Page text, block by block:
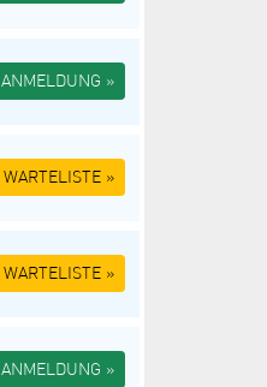
ANMELDUNG »
WARTELISTE »
WARTELISTE »
ANMELDUNG »